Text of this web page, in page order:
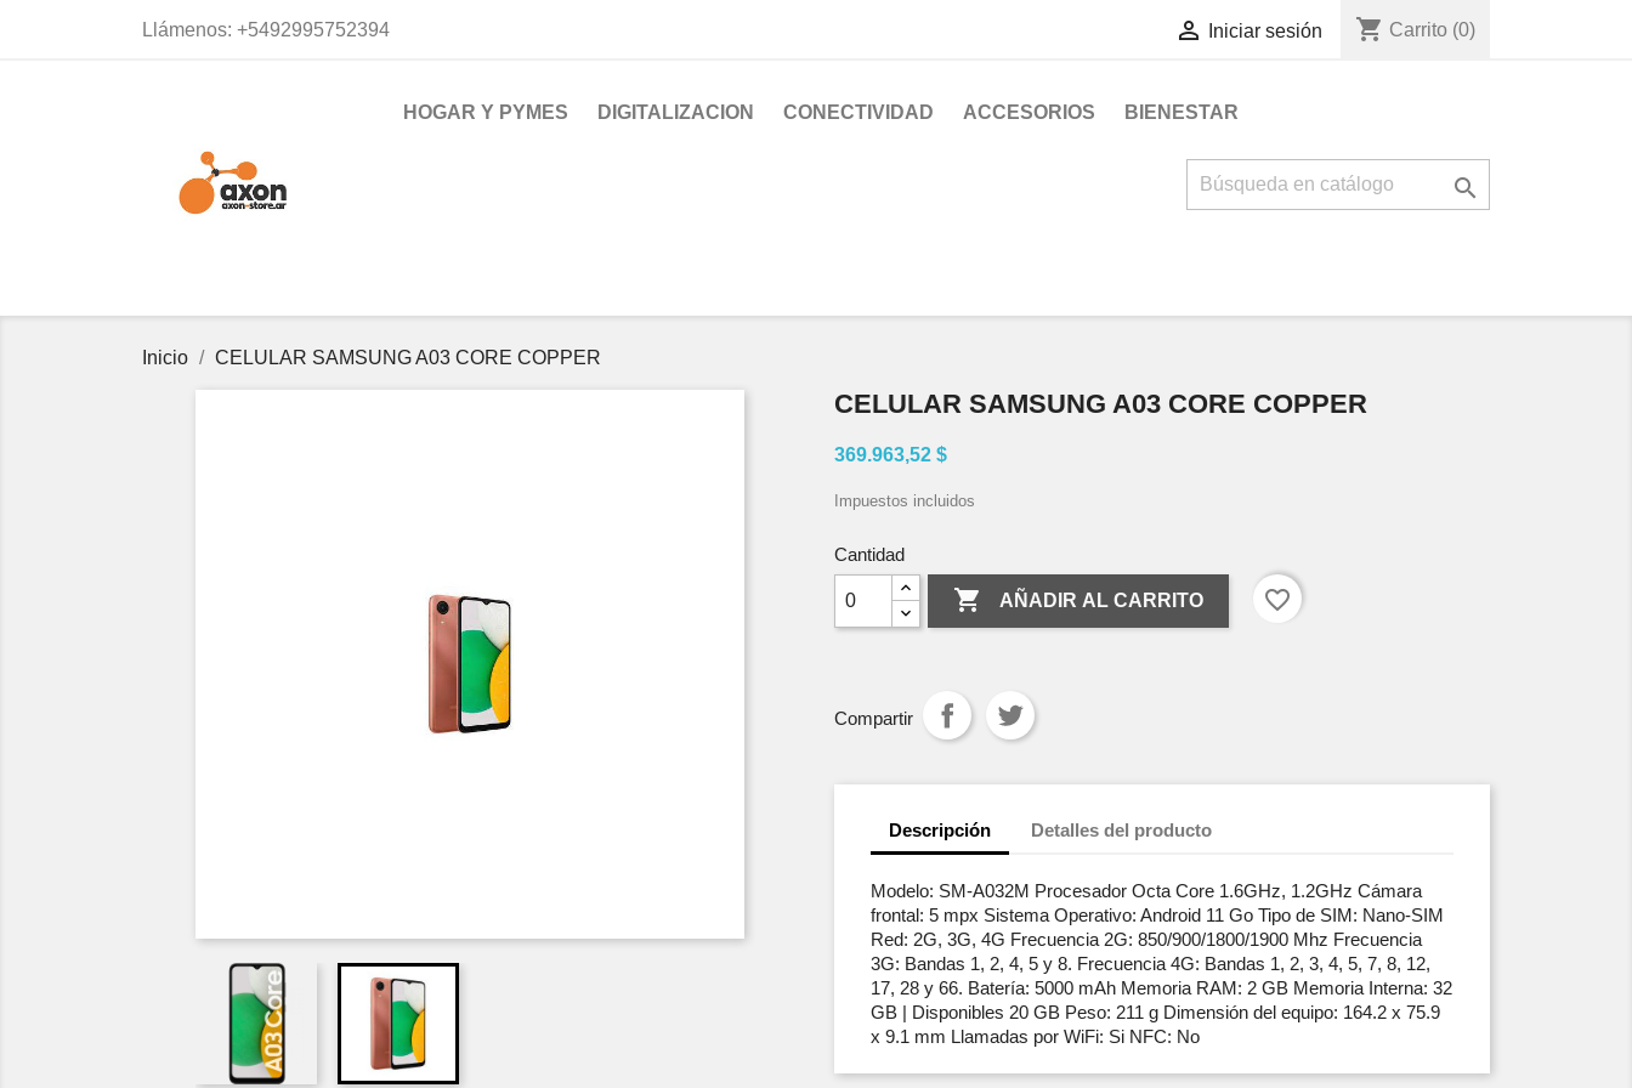
Llámenos: +5492995752394  Iniciar sesión shopping_cart Carrito (0)
HOGAR Y PYMES DIGITALIZACION CONECTIVIDAD ACCESORIOS BIENESTAR

Inicio CELULAR SAMSUNG A03 CORE COPPER
CELULAR SAMSUNG A03 CORE COPPER
369.963,52 $
Impuestos incluidos
Cantidad
 AÑADIR AL CARRITO favorite_border
Compartir
Descripción Detalles del producto
Modelo: SM-A032M Procesador Octa Core 1.6GHz, 1.2GHz Cámara
frontal: 5 mpx Sistema Operativo: Android 11 Go Tipo de SIM: Nano-SIM
Red: 2G, 3G, 4G Frecuencia 2G: 850/900/1800/1900 Mhz Frecuencia
3G: Bandas 1, 2, 4, 5 y 8. Frecuencia 4G: Bandas 1, 2, 3, 4, 5, 7, 8, 12,
17, 28 y 66. Batería: 5000 mAh Memoria RAM: 2 GB Memoria Interna: 32
GB | Disponibles 20 GB Peso: 211 g Dimensión del equipo: 164.2 x 75.9
x 9.1 mm Llamadas por WiFi: Si NFC: No